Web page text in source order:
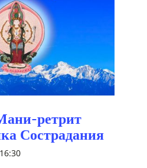
ретрит
Сострадания
16:30